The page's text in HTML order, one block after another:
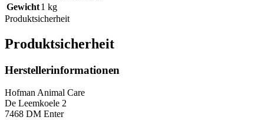
Gewicht1 kg
Produktsicherheit
Produktsicherheit
Herstellerinformationen
Hofman Animal Care
De Leemkoele 2
7468 DM Enter